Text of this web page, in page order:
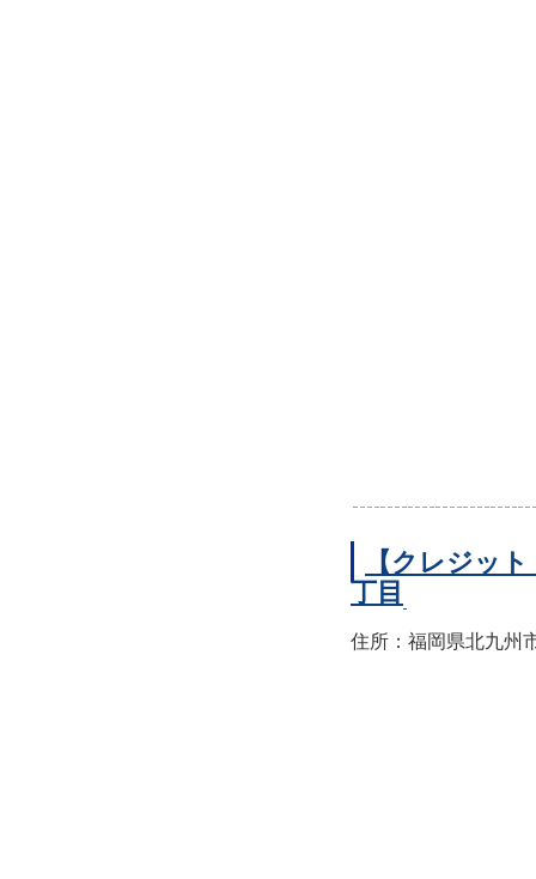
【クレジッ
丁目
住所：福岡県北九州